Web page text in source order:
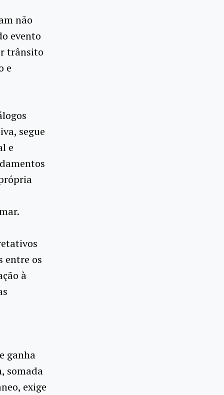
não
evento
trânsito
e
segue
e
entre os
à
ganha
somada
exige